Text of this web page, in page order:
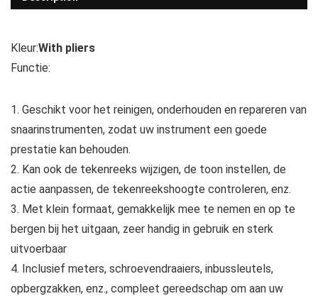
Kleur:With pliers
Functie:
1. Geschikt voor het reinigen, onderhouden en repareren van
snaarinstrumenten, zodat uw instrument een goede
prestatie kan behouden.
2. Kan ook de tekenreeks wijzigen, de toon instellen, de
actie aanpassen, de tekenreekshoogte controleren, enz.
3. Met klein formaat, gemakkelijk mee te nemen en op te
bergen bij het uitgaan, zeer handig in gebruik en sterk
uitvoerbaar
4. Inclusief meters, schroevendraaiers, inbussleutels,
opbergzakken, enz., compleet gereedschap om aan uw